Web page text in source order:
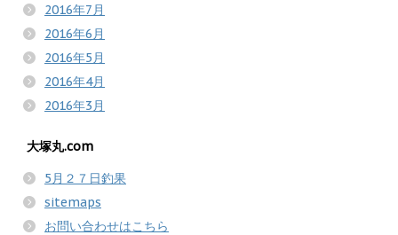
2016年7月
2016年6月
2016年5月
2016年4月
2016年3月
大塚丸.com
5月２７日釣果
sitemaps
お問い合わせはこちら